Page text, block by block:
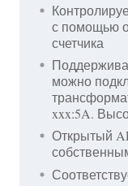
с помощью
счетчика
можно
xxx:5A.
Открытый